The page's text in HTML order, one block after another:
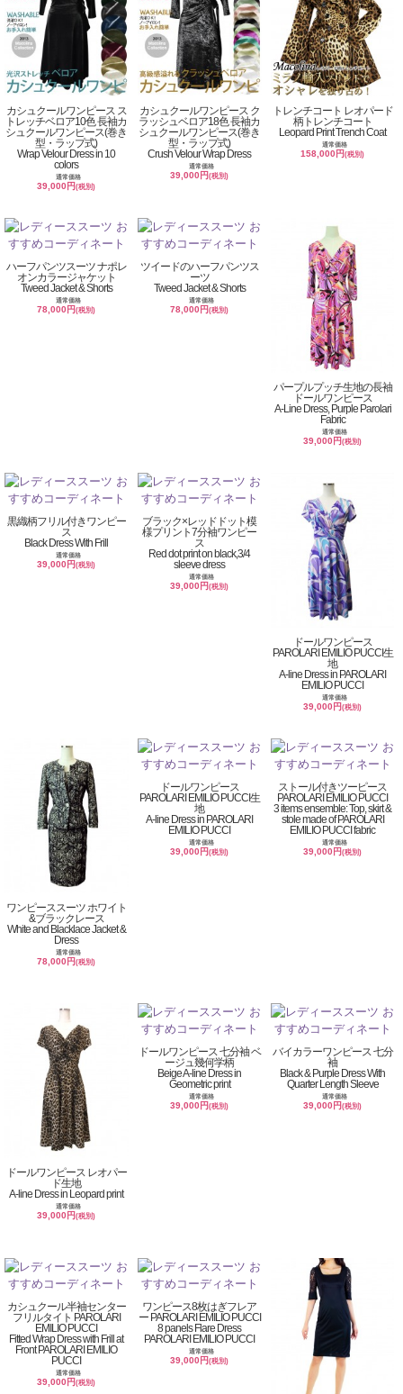
カシュクールワンピース ス
トレッチベロア10色 長袖カ
シュクールワンピース(巻き
型・ラップ式)
Wrap Velour Dress in 10
colors
通常価格
39,000円(税別)
カシュクールワンピース ク
ラッシュベロア18色 長袖カ
シュクールワンピース(巻き
型・ラップ式)
Crush Velour Wrap Dress
通常価格
39,000円(税別)
トレンチコート レオパード
柄トレンチコート
Leopard Print Trench Coat
通常価格
158,000円(税別)
ハーフパンツスーツ ナポレ
オンカラージャケット
Tweed Jacket & Shorts
通常価格
78,000円(税別)
ツイードのハーフパンツス
ーツ
Tweed Jacket & Shorts
通常価格
78,000円(税別)
パープルプッチ生地の長袖
ドールワンピース
A-Line Dress, Purple Parolari
Fabric
通常価格
39,000円(税別)
黒織柄フリル付きワンピー
ス
Black Dress With Frill
通常価格
39,000円(税別)
ブラック×レッドドット模
様プリント7分袖ワンピー
ス
Red dot print on black,3/4
sleeve dress
通常価格
39,000円(税別)
ドールワンピース
PAROLARI EMILIO PUCCI生
地
A-line Dress in PAROLARI
EMILIO PUCCI
通常価格
39,000円(税別)
ワンピーススーツ ホワイト
&ブラックレース
White and Blacklace Jacket &
Dress
通常価格
78,000円(税別)
ドールワンピース
PAROLARI EMILIO PUCCI生
地
A-line Dress in PAROLARI
EMILIO PUCCI
通常価格
39,000円(税別)
ストール付きツーピース
PAROLARI EMILIO PUCCI
3 items ensemble: Top, skirt &
stole made of PAROLARI
EMILIO PUCCI fabric
通常価格
39,000円(税別)
ドールワンピース レオパー
ド生地
A-line Dress in Leopard print
通常価格
39,000円(税別)
ドールワンピース 七分袖 ベ
ージュ幾何学柄
Beige A-line Dress in
Geometric print
通常価格
39,000円(税別)
バイカラーワンピース 七分
袖
Black & Purple Dress With
Quarter Length Sleeve
通常価格
39,000円(税別)
カシュクール半袖センター
フリルタイト PAROLARI
EMILIO PUCCI
Fitted Wrap Dress with Frill at
Front PAROLARI EMILIO
PUCCI
通常価格
39,000円(税別)
ワンピース8枚はぎフレア
ー PAROLARI EMILIO PUCCI
8 panels Flare Dress
PAROLARI EMILIO PUCCI
通常価格
39,000円(税別)